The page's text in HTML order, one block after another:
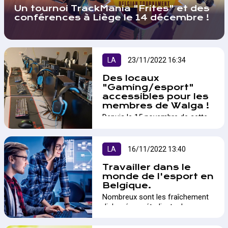
Un tournoi TrackMania "Frites" et des
conférences à Liège le 14 décembre !
LA 23/11/2022 16:34
Des locaux
"Gaming/esport"
accessibles pour les
membres de Walga !
Depuis le 15 novembre de cette
met à disposition de ses
membres un espace à Mons
équipé de 10 PC Gaming et d'une
salle de réunion.…
LA 16/11/2022 13:40
Travailler dans le
monde de l'esport en
Belgique.
Nombreux sont les fraîchement
diplomés ou étudiants de